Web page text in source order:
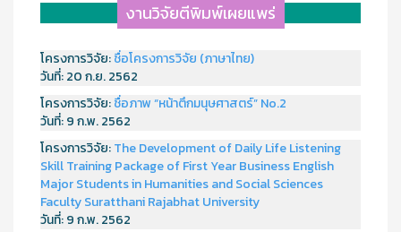
งานวิจัยตีพิมพ์เผยแพร่
โครงการวิจัย:ชื่อโครงการวิจัย (ภาษาไทย)
วันที่:20 ก.ย. 2562
โครงการวิจัย:ชื่อภาพ “หน้าตึกมนุษศาสตร์” No.2
วันที่:9 ก.พ. 2562
โครงการวิจัย:The Development of Daily Life Listening
Skill Training Package of First Year Business English
Major Students in Humanities and Social Sciences
Faculty Suratthani Rajabhat University
วันที่:9 ก.พ. 2562